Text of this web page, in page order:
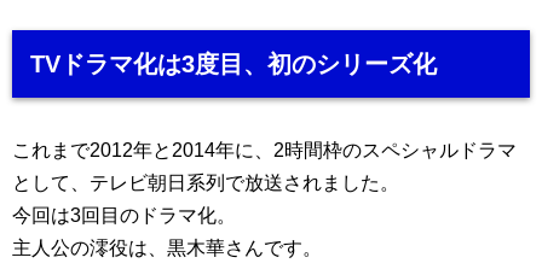
TVドラマ化は3度目、初のシリーズ化
これまで2012年と2014年に、2時間枠のスペシャルドラマ
として、テレビ朝日系列で放送されました。
今回は3回目のドラマ化。
主人公の澪役は、黒木華さんです。